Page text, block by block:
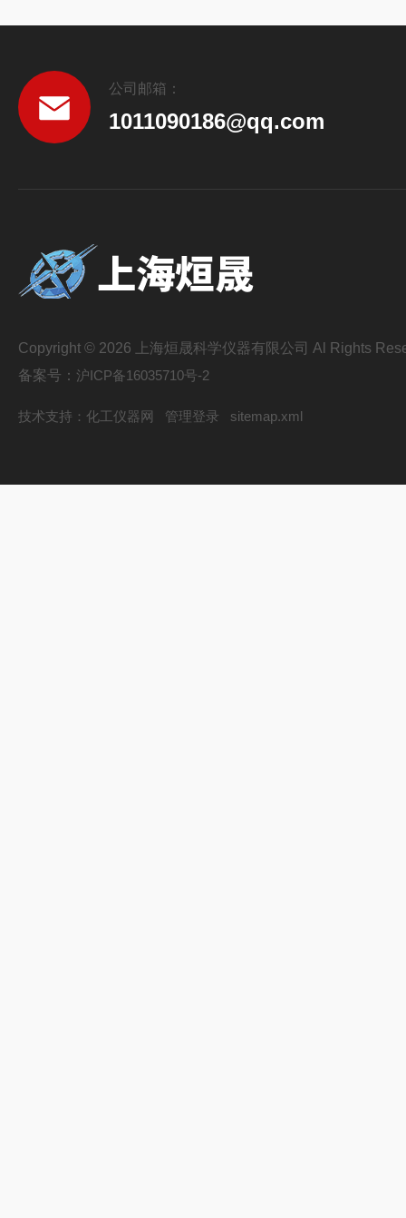
公司邮箱：
1011090186@qq.com
Copyright © 2026 上海烜晟科学仪器有限公司 Al Rights
备案号： 沪ICP备16035710号-2
技术支持： 化工仪器网 管理登录 sitemap.xml